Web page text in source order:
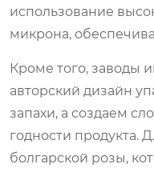
использование
микрона,
Кроме того, заводы
авторский дизайн
запахи, а создаем
годности продукта.
болгарской розы,